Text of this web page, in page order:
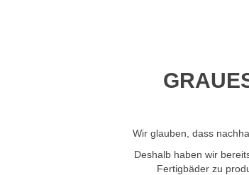
Wir glauben, dass
Deshalb haben wir
Fertigbäder zu